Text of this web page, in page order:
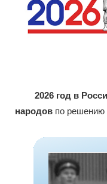
2026 год в
народов по решению